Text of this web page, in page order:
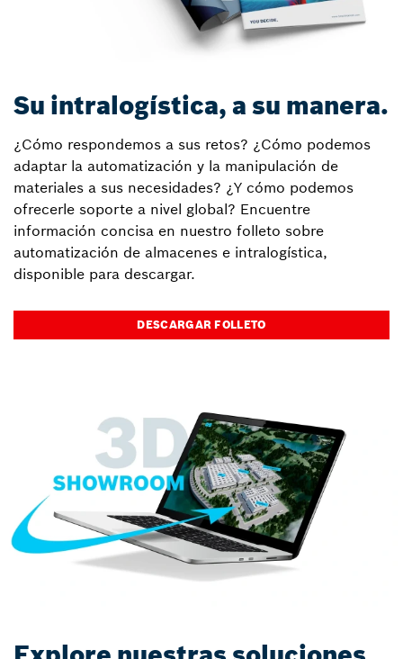
Su intralogística, a su manera.
¿Cómo respondemos a sus retos? ¿Cómo podemos
adaptar la automatización y la manipulación de
materiales a sus necesidades? ¿Y cómo podemos
ofrecerle soporte a nivel global? Encuentre
información concisa en nuestro folleto sobre
automatización de almacenes e intralogística,
disponible para descargar.
DESCARGAR FOLLETO